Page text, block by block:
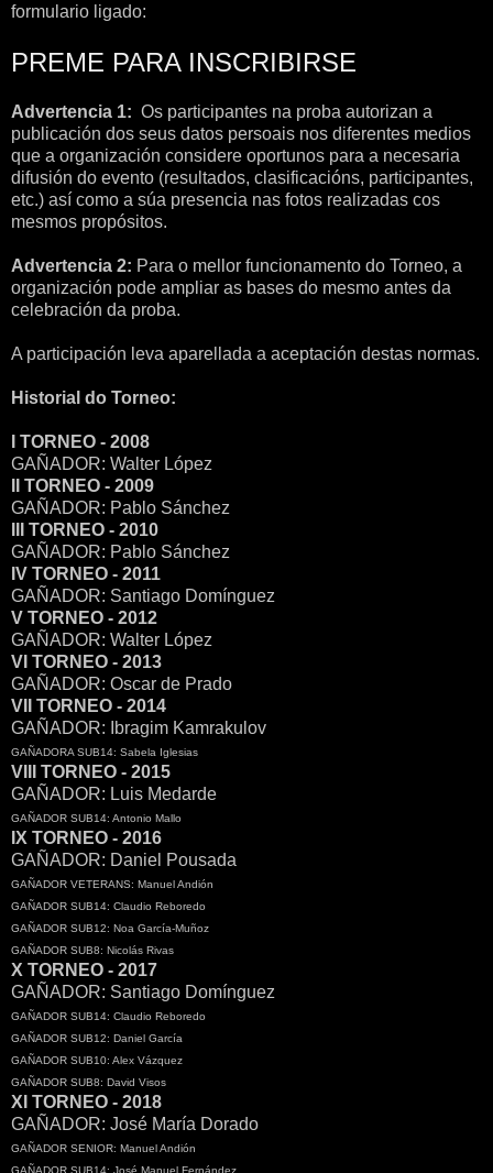
formulario ligado:
PREME PARA INSCRIBIRSE
Advertencia 1: Os participantes na proba autorizan a
publicación dos seus datos persoais nos diferentes medios
que a organización considere oportunos para a necesaria
difusión do evento (resultados, clasificacións, participantes,
etc.) así como a súa presencia nas fotos realizadas cos
mesmos propósitos.
Advertencia 2: Para o mellor funcionamento do Torneo, a
organización pode ampliar as bases do mesmo antes da
celebración da proba.
A participación leva aparellada a aceptación destas normas.
Historial do Torneo:
I TORNEO - 2008
GAÑADOR: Walter López
II TORNEO - 2009
GAÑADOR: Pablo Sánchez
III TORNEO - 2010
GAÑADOR: Pablo Sánchez
IV TORNEO - 2011
GAÑADOR: Santiago Domínguez
V TORNEO - 2012
GAÑADOR: Walter López
VI TORNEO - 2013
GAÑADOR: Oscar de Prado
VII TORNEO - 2014
GAÑADOR: Ibragim Kamrakulov
GAÑADORA SUB14: Sabela Iglesias
VIII TORNEO - 2015
GAÑADOR: Luis Medarde
GAÑADOR SUB14: Antonio Mallo
IX TORNEO - 2016
GAÑADOR: Daniel Pousada
GAÑADOR VETERANS: Manuel Andión
GAÑADOR SUB14: Claudio Reboredo
GAÑADOR SUB12: Noa García-Muñoz
GAÑADOR SUB8: Nicolás Rivas
X TORNEO - 2017
GAÑADOR: Santiago Domínguez
GAÑADOR SUB14: Claudio Reboredo
GAÑADOR SUB12: Daniel García
GAÑADOR SUB10: Alex Vázquez
GAÑADOR SUB8: David Visos
XI TORNEO - 2018
GAÑADOR: José María Dorado
GAÑADOR SENIOR: Manuel Andión
GAÑADOR SUB14: José Manuel Fernández